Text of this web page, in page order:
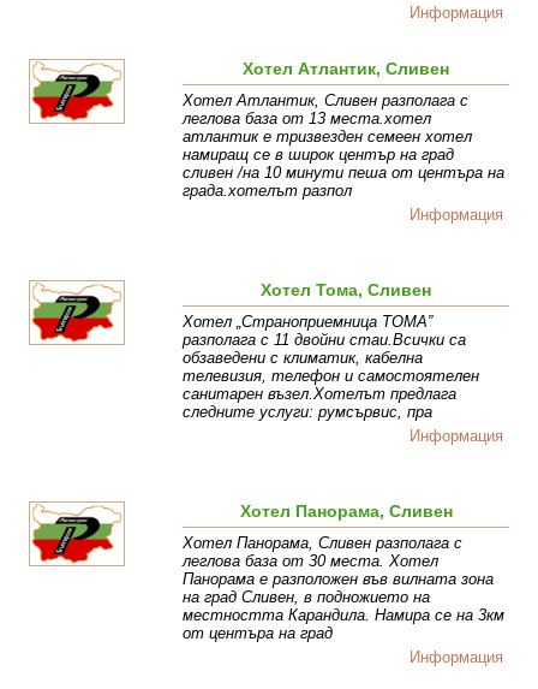
Информация
Хотел Aтлантик, Сливен
Хотел Aтлантик, Сливен разполага с
леглова база от 13 места.хотел
атлантик е тризвезден семеен хотел
намиращ се в широк център на град
сливен /на 10 минути пеша от центъра на
града.хотелът разпол
Информация
Хотел Тома, Сливен
Хотел „Страноприемница ТОМА”
разполага с 11 двойни стаи.Всички са
обзаведени с климатик, кабелна
телевизия, телефон и самостоятелен
санитарен възел.Хотелът предлага
следните услуги: румсървис, пра
Информация
Хотел Панорама, Сливен
Хотел Панорама, Сливен разполага с
леглова база от 30 места. Хотел
Панорама е разположен във вилната зона
на град Сливен, в подножието на
местността Карандила. Намира се на 3км
от центъра на град
Информация